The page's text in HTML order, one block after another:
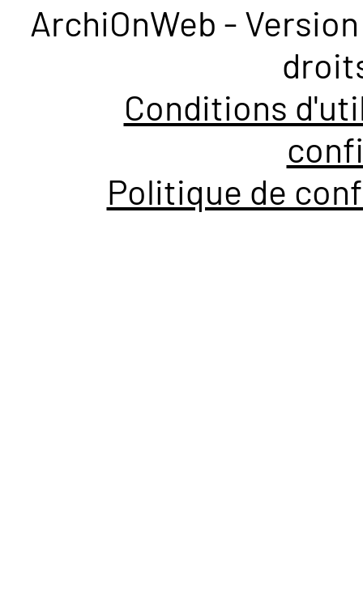
ArchiOnWeb -
Conditions
Politique de